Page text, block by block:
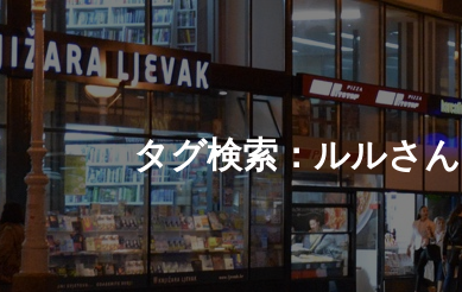
タグ検索：ルルさん